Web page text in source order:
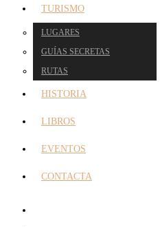
TURISMO
LUGARES
GUÍAS SECRETAS
RUTAS
HISTORIA
LIBROS
EVENTOS
CONTACTA